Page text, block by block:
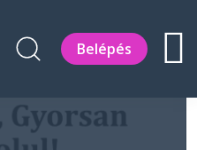
Belépés